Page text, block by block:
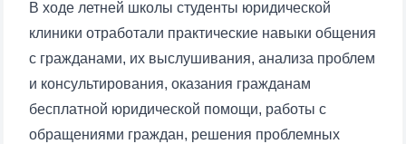
В ходе летней школы студенты юридической
клиники отработали практические навыки общения
с гражданами, их выслушивания, анализа проблем
и консультирования, оказания гражданам
бесплатной юридической помощи, работы с
обращениями граждан, решения проблемных